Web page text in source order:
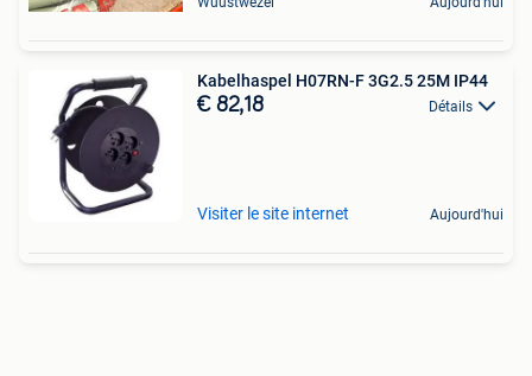
Kabelhaspel H07RN-F 3G2.5 25M IP44
€ 82,18 Détails
Visiter le site internet Aujourd'hui